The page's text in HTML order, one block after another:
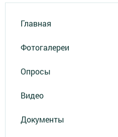
Главная
Фотогалереи
Опросы
Видео
Документы